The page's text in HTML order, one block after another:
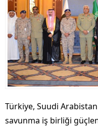
Türkiye, Suudi
savunma iş birliği